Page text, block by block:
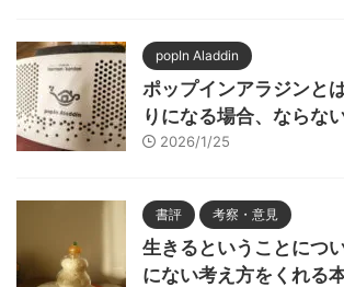
popIn Aladdin
ポップインアラジンと
りになる場合、ならない
2026/1/25
書評 考察・意見
生きるということにつ
にない考え方をくれる